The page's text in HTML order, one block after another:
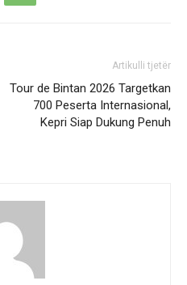
Artikulli tjetër
Tour de Bintan 2026 Targetkan
700 Peserta Internasional,
Kepri Siap Dukung Penuh